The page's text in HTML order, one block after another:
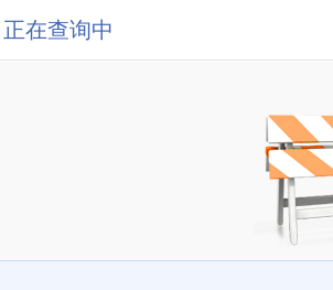
正在查询中